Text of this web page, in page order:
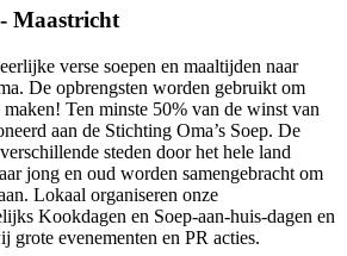
Maastricht
verse soepen en maaltijden naar
De opbrengsten worden gebruikt om
Ten minste 50% van de winst van
aan de Stichting Oma’s Soep. De
steden door het hele land
jong en oud worden samengebracht om
Lokaal organiseren onze
Kookdagen en Soep-aan-huis-dagen en
grote evenementen en PR acties.